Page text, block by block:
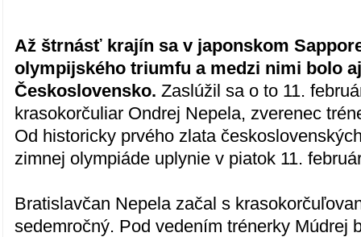
Až štrnásť krajín sa v japonskom
olympijského triumfu a medzi nimi bolo
Československo. Zaslúžil sa o to 11.
krasokorčuliar Ondrej Nepela, zverenec
Od historicky prvého zlata
zimnej olympiáde uplynie v piatok 11.
Bratislavčan Nepela začal s
sedemročný. Pod vedením trénerky Múdrej